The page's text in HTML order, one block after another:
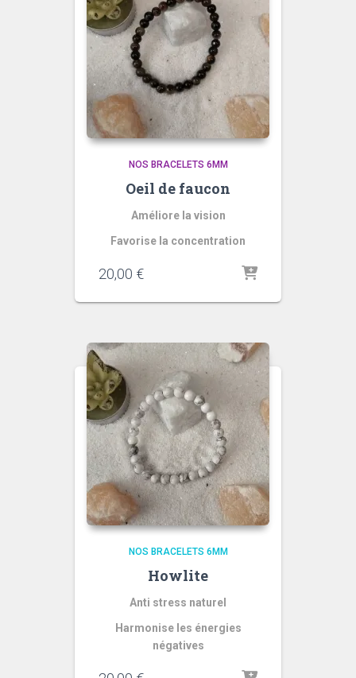
NOS BRACELETS 6MM
Oeil de faucon
Améliore la vision
Favorise la concentration
20,00 €
NOS BRACELETS 6MM
Howlite
Anti stress naturel
Harmonise les énergies
négatives